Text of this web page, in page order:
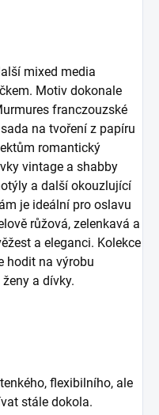
mixed media
Motiv dokonale
franczouzské
na tvoření z papíru
romantický
vintage a shabby
a další okouzlující
je ideální pro oslavu
růžová, zelenkavá a
a eleganci. Kolekce
hodit na výrobu
a dívky.
flexibilního, ale
stále dokola.